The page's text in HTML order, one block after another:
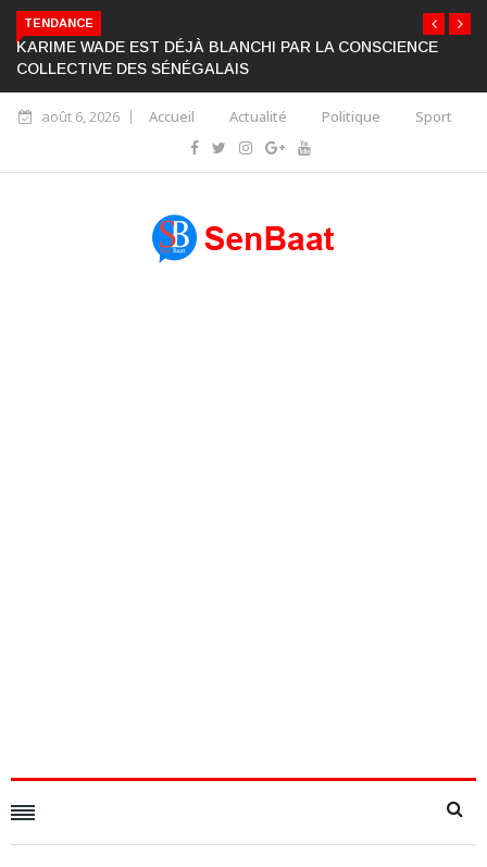
TENDANCE
KARIME WADE EST DÉJÀ BLANCHI PAR LA CONSCIENCE
COLLECTIVE DES SÉNÉGALAIS
août 6, 2026 Accueil Actualité Politique Sport